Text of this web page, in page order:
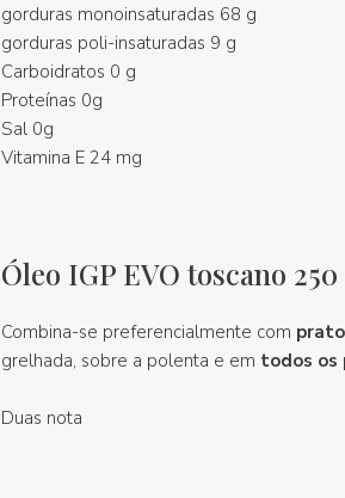
gorduras monoinsaturadas 68 g
gorduras poli-insaturadas 9 g
Carboidratos 0 g
Proteínas 0g
Sal 0g
Vitamina E 24 mg
Óleo IGP EVO toscano
Combina-se preferencialmente com
grelhada, sobre a polenta e em todos os
Duas nota